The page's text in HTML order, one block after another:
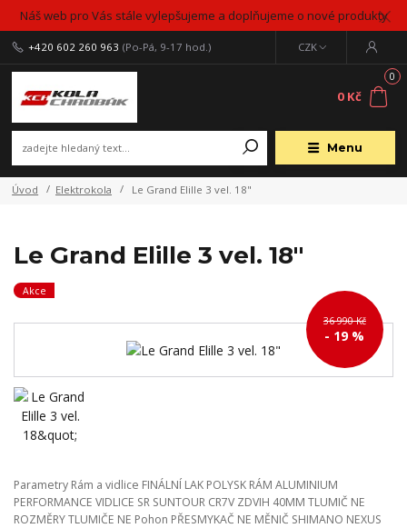
Náš web pro Vás stále vylepšujeme a doplňujeme o nové produkty
Menu
CZK
+420 602 260 963 (Po-Pá, 9-17 hod.)
0
0 Kč
Úvod Elektrokola Le Grand Elille 3 vel. 18"
Le Grand Elille 3 vel. 18"
Akce
36 990 Kč
- 19 %
Parametry Rám a vidlice FINÁLNÍ LAK POLYSK RÁM ALUMINIUM
PERFORMANCE VIDLICE SR SUNTOUR CR7V ZDVIH 40MM TLUMIČ NE
ROZMĚRY TLUMIČE NE Pohon PŘESMYKAČ NE MĚNIČ SHIMANO NEXUS